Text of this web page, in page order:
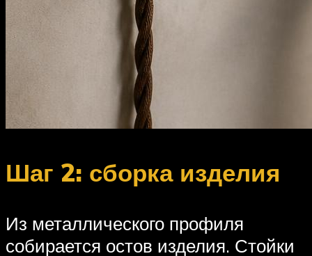
Шаг 2: сборка изделия
Из металлического профиля
собирается остов изделия. Стойки